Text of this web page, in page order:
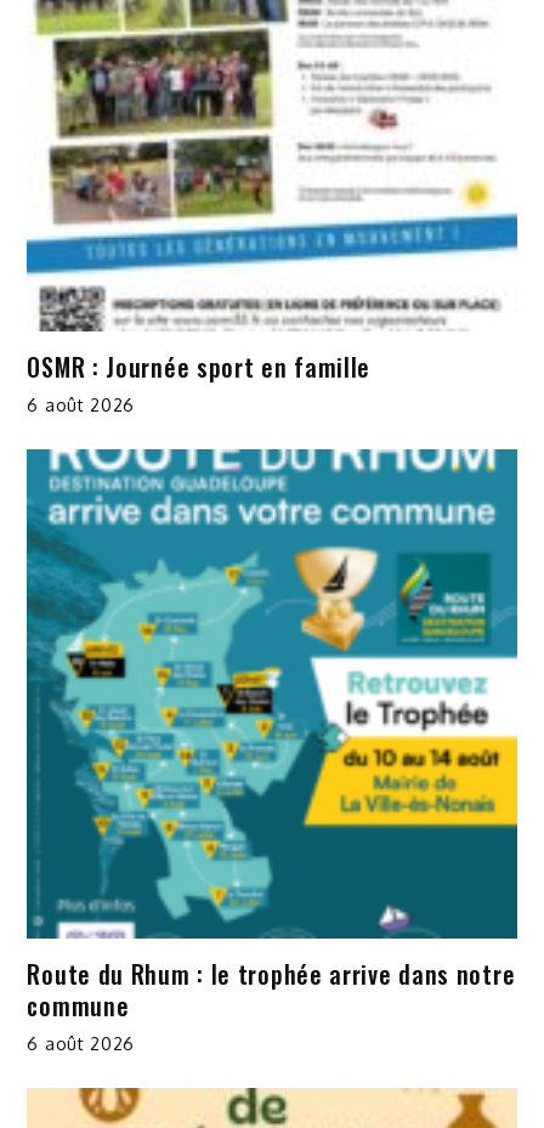
OSMR : Journée sport en famille
6 août 2026
Route du Rhum : le trophée arrive dans notre
commune
6 août 2026